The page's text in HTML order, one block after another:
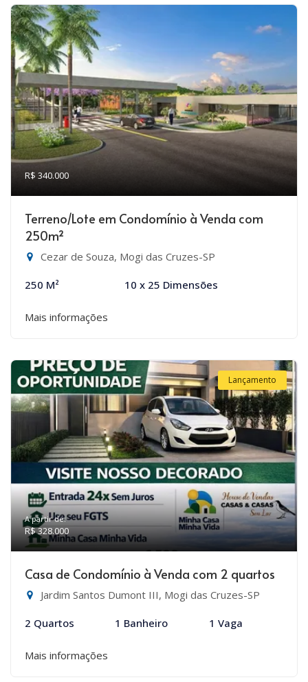
R$ 340.000
Terreno/Lote em Condomínio à Venda com
250m²
Cezar de Souza, Mogi das Cruzes-SP
250 M² 10 x 25 Dimensões
Mais informações
Lançamento
A partir de:
R$ 328.000
Casa de Condomínio à Venda com 2 quartos
Jardim Santos Dumont III, Mogi das Cruzes-SP
2 Quartos 1 Banheiro 1 Vaga
Mais informações